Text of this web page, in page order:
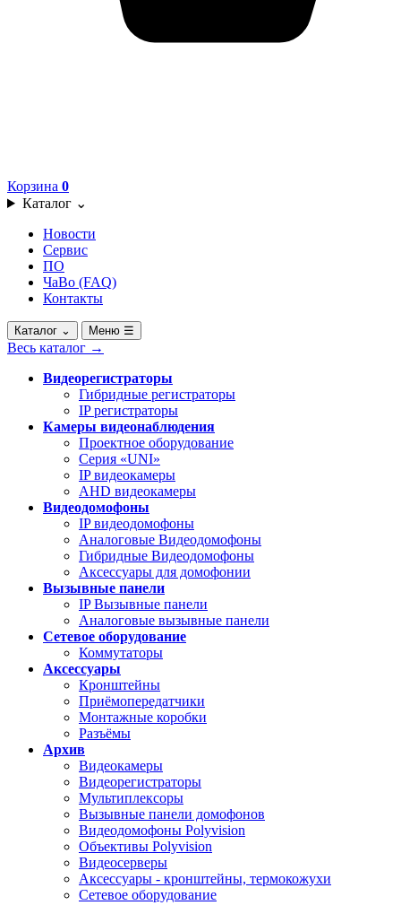
Корзина 0
Каталог ⌄
Новости
Сервис
ПО
ЧаВо (FAQ)
Контакты
Каталог ⌄ Меню ☰
Весь каталог →
Видеорегистраторы
Гибридные регистраторы
IP регистраторы
Камеры видеонаблюдения
Проектное оборудование
Серия «UNI»
IP видеокамеры
AHD видеокамеры
Видеодомофоны
IP видеодомофоны
Аналоговые Видеодомофоны
Гибридные Видеодомофоны
Аксессуары для домофонии
Вызывные панели
IP Вызывные панели
Аналоговые вызывные панели
Сетевое оборудование
Коммутаторы
Аксессуары
Кронштейны
Приёмопередатчики
Монтажные коробки
Разъёмы
Архив
Видеокамеры
Видеорегистраторы
Мультиплексоры
Вызывные панели домофонов
Видеодомофоны Polyvision
Объективы Polyvision
Видеосерверы
Аксессуары - кронштейны, термокожухи
Сетевое оборудование